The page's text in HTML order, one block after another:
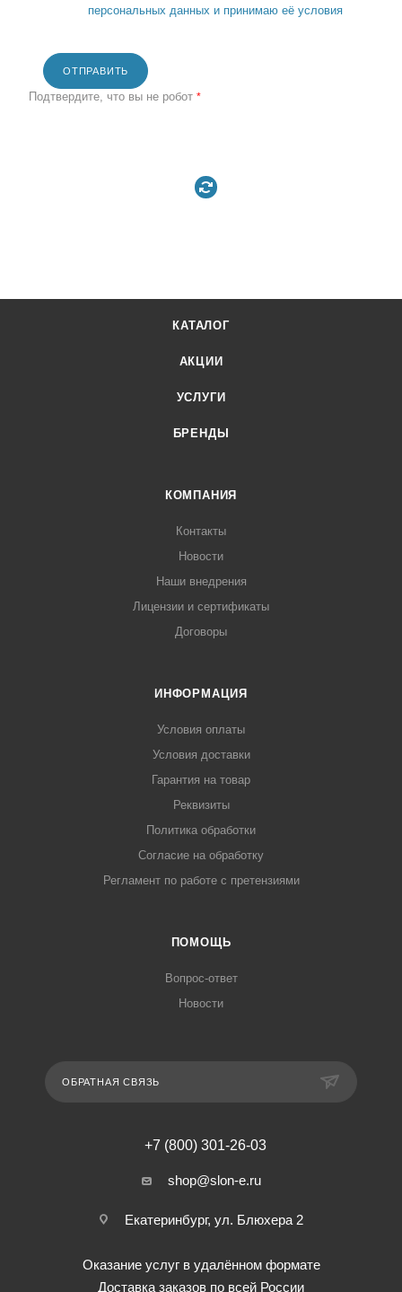
персональных данных и принимаю её условия
ОТПРАВИТЬ
Подтвердите, что вы не робот *
КАТАЛОГ
АКЦИИ
УСЛУГИ
БРЕНДЫ
КОМПАНИЯ
Контакты
Новости
Наши внедрения
Лицензии и сертификаты
Договоры
ИНФОРМАЦИЯ
Условия оплаты
Условия доставки
Гарантия на товар
Реквизиты
Политика обработки
Согласие на обработку
Регламент по работе с претензиями
ПОМОЩЬ
Вопрос-ответ
Новости
ОБРАТНАЯ СВЯЗЬ
+7 (800) 301-26-03
shop@slon-e.ru
Екатеринбург, ул. Блюхера 2
Оказание услуг в удалённом формате
Доставка заказов по всей России